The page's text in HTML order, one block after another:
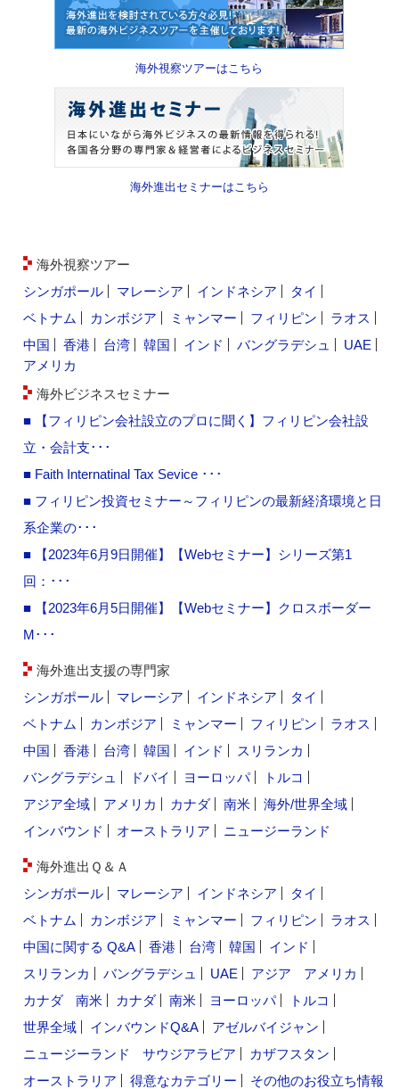
海外視察ツアーはこちら
海外進出セミナーはこちら
海外視察ツアー
シンガポール
マレーシア インドネシア
タイ
ベトナム
カンボジア ミャンマー フィリピン
ラオス
中国
香港 台湾 韓国 インド バングラデシュ
UAE
アメリカ
海外ビジネスセミナー
■ 【フィリピン会社設立のプロに聞く】フィリピン会社設
立・会計支･･･
■ Faith Internatinal Tax Sevice ･･･
■ フィリピン投資セミナー～フィリピンの最新経済環境と日
系企業の･･･
■ 【2023年6月9日開催】【Webセミナー】シリーズ第1
回：･･･
■ 【2023年6月5日開催】【Webセミナー】クロスボーダー
M･･･
海外進出支援の専門家
シンガポール
マレーシア インドネシア
タイ
ベトナム
カンボジア ミャンマー フィリピン
ラオス
中国
香港 台湾 韓国 インド
スリランカ
バングラデシュ
ドバイ ヨーロッパ
トルコ
アジア全域
アメリカ カナダ 南米
海外/世界全域
インバウンド
オーストラリア ニュージーランド
海外進出Ｑ＆Ａ
シンガポール
マレーシア インドネシア
タイ
ベトナム
カンボジア ミャンマー フィリピン
ラオス
中国に関する Q&A
香港 台湾 韓国
インド
スリランカ
バングラデシュ UAE アジア
アメリカ
カナダ
南米 カナダ 南米 ヨーロッパ
トルコ
世界全域
インバウンドQ&A
アゼルバイジャン
ニュージーランド
サウジアラビア
カザフスタン
オーストラリア
得意なカテゴリー その他のお役立ち情報